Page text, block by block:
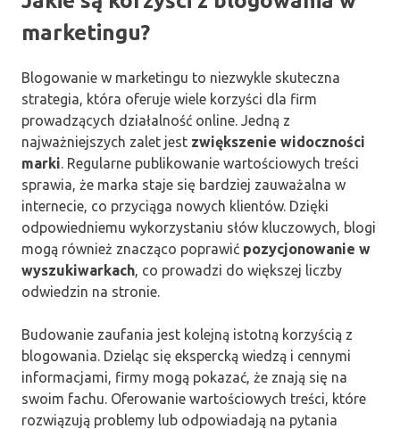
marketingu?
Blogowanie w marketingu to niezwykle skuteczna
strategia, która oferuje wiele korzyści dla firm
prowadzących działalność online. Jedną z
najważniejszych zalet jest zwiększenie widoczności
marki . Regularne publikowanie wartościowych treści
sprawia, że marka staje się bardziej zauważalna w
internecie, co przyciąga nowych klientów. Dzięki
odpowiedniemu wykorzystaniu słów kluczowych, blogi
mogą również znacząco poprawić pozycjonowanie w
wyszukiwarkach , co prowadzi do większej liczby
odwiedzin na stronie.
Budowanie zaufania jest kolejną istotną korzyścią z
blogowania. Dzieląc się ekspercką wiedzą i cennymi
informacjami, firmy mogą pokazać, że znają się na
swoim fachu. Oferowanie wartościowych treści, które
rozwiązują problemy lub odpowiadają na pytania